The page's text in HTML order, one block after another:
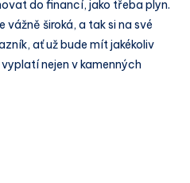
do financí, jako třeba plyn.
široká, a tak si na své
ať už bude mít jakékoliv
nejen v kamenných